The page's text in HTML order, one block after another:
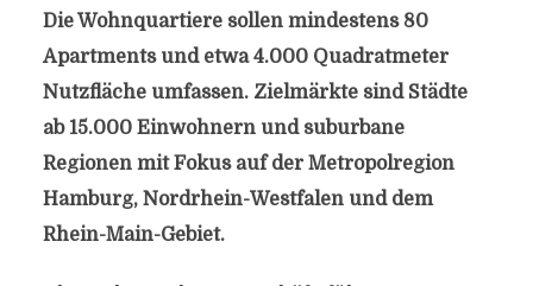
Die Wohnquartiere sollen mindestens 80
Apartments und etwa 4.000 Quadratmeter
Nutzfläche umfassen. Zielmärkte sind Städte
ab 15.000 Einwohnern und suburbane
Regionen mit Fokus auf der Metropolregion
Hamburg, Nordrhein-Westfalen und dem
Rhein-Main-Gebiet.